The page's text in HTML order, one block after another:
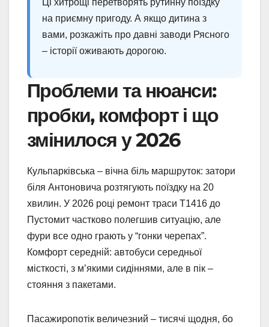
на приємну пригоду. А якщо дитина з
вами, розкажіть про давні заводи Рясного
– історії оживають дорогою.
Проблеми та нюанси:
пробки, комфорт і що
змінилося у 2026
Кульпарківська – вічна біль маршруток: затори
біля Антоновича розтягують поїздку на 20
хвилин. У 2026 році ремонт траси Т1416 до
Пустомит частково полегшив ситуацію, але
фури все одно грають у “гонки черепах”.
Комфорт середній: автобуси середньої
місткості, з м’якими сидіннями, але в пік –
стояння з пакетами.
Пасажиропотік величезний – тисячі щодня, бо